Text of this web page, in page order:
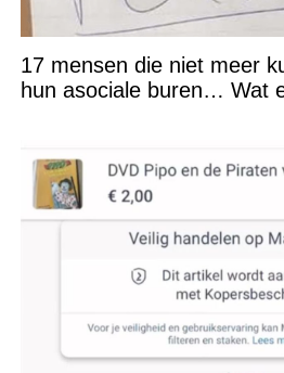
17 mensen die niet meer
hun asociale buren… Wat